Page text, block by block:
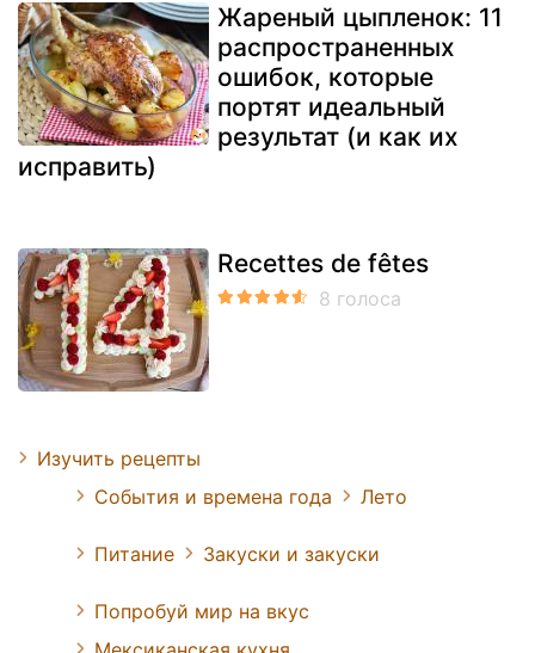
Жареный цыпленок: 11
распространенных
ошибок, которые
портят идеальный
результат (и как их
исправить)
Recettes de fêtes
Изучить рецепты
События и времена года
Лето
Питание Закуски и закуски
Попробуй мир на вкус